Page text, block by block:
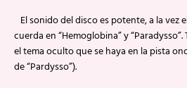
El sonido del disco es potente, a la vez
cuerda en “Hemoglobina” y
el tema oculto que se haya en la pista
de “Pardysso”).